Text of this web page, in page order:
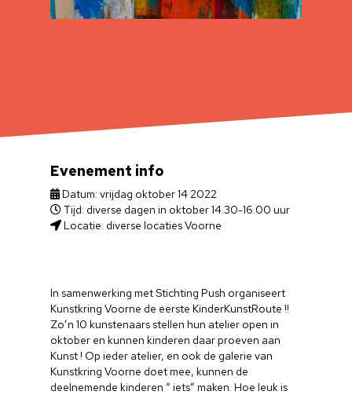
In samenwerking met Stichting Push organiseert
Kunstkring Voorne de eerste KinderKunstRoute !!
Zo’n 10 kunstenaars stellen hun atelier open in
oktober en kunnen kinderen daar proeven aan
Kunst ! Op ieder atelier, en ook de galerie van
Kunstkring Voorne doet mee, kunnen de
deelnemende kinderen “ iets” maken. Hoe leuk is
Evenement info
Datum: vrijdag oktober 14 2022
Tijd: diverse dagen in oktober 14.30-16.00 uur
Locatie: diverse locaties Voorne